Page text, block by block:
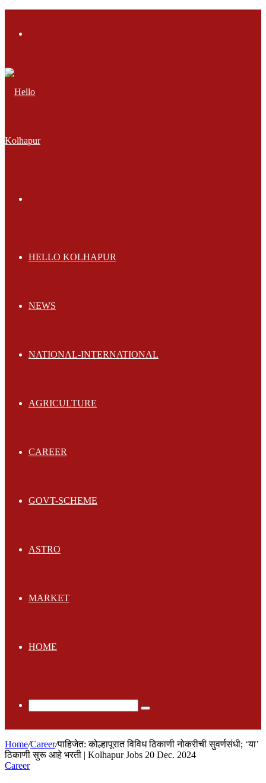
HELLO KOLHAPUR
NEWS
NATIONAL-INTERNATIONAL
AGRICULTURE
CAREER
GOVT-SCHEME
ASTRO
MARKET
HOME
Search
Home/Career/पाहिजेत: कोल्हापूरात विविध ठिकाणी नोकरीची सुवर्णसंधी; ‘या’
ठिकाणी सुरू आहे भरती | Kolhapur Jobs 20 Dec. 2024
Career